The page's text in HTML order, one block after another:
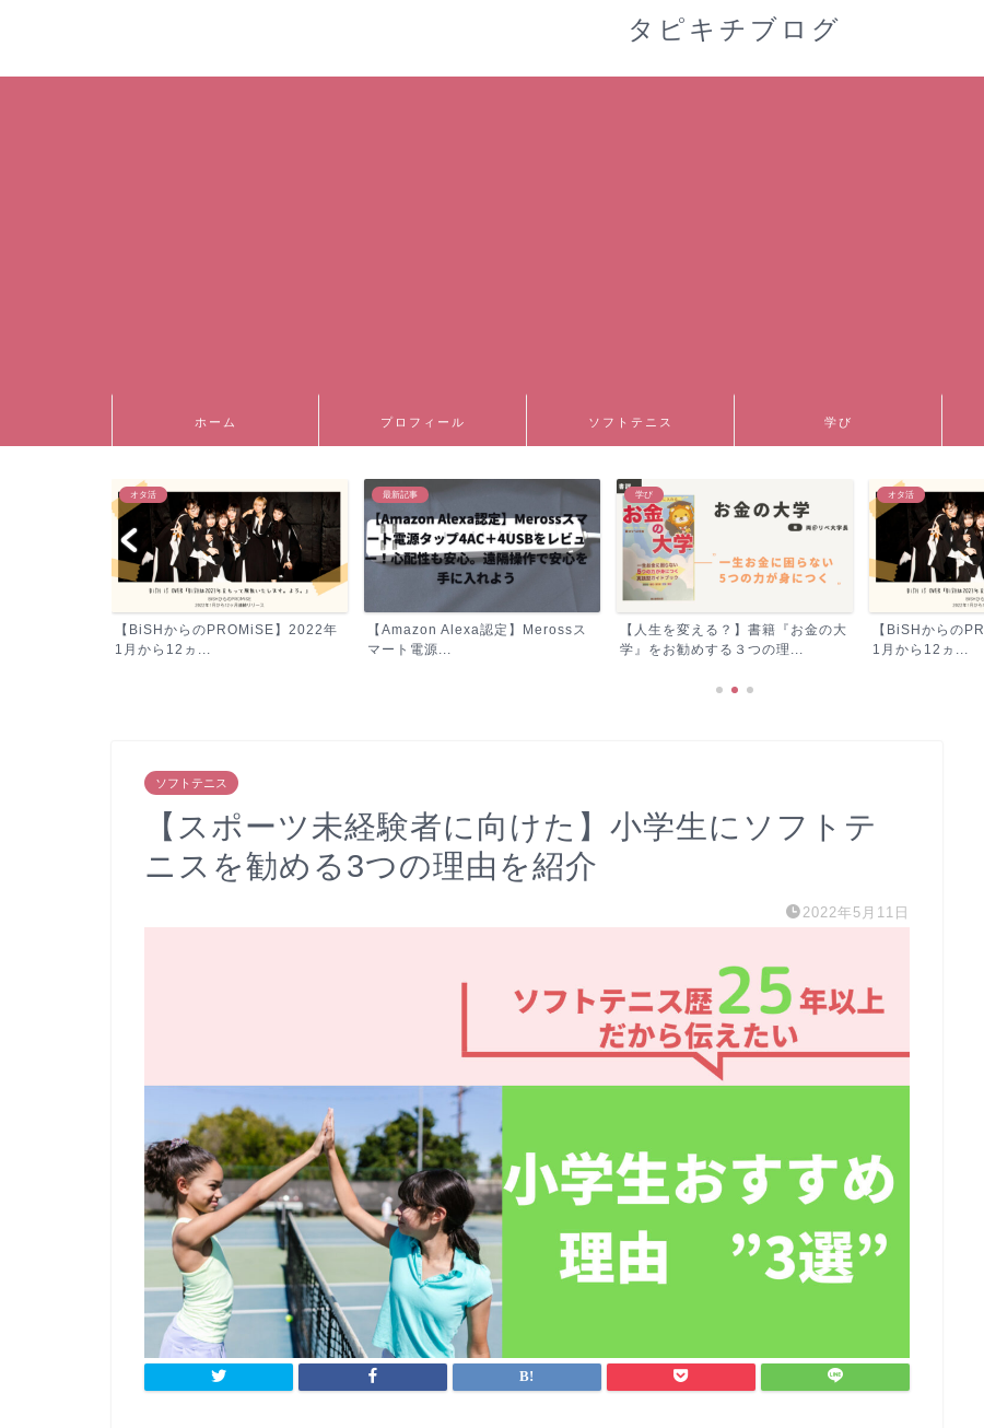
タピキチブログ
ホーム プロフィール ソフトテニス 学び
オタ活
【BiSHからのPROMiSE】2022年
1月から12ヵ...
最新記事
【Amazon Alexa認定】Merossス
マート電源...
学び
【人生を変える？】書籍『お金の大
学』をお勧めする３つの理...
オタ活
【BiSHからの
1月から12ヵ...
ソフトテニス
【スポーツ未経験者に向けた】小学生にソフトテ
ニスを勧める3つの理由を紹介
2022年5月11日